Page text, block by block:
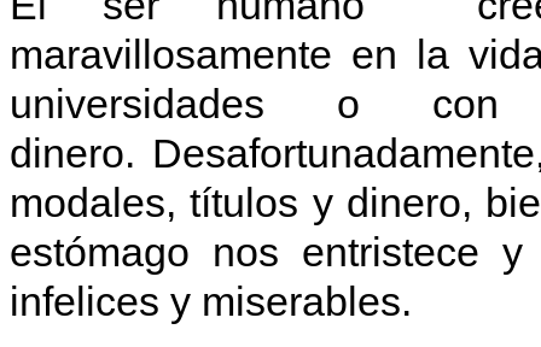
maravillosamente en la
universidades o
dinero.
modales, títulos y dinero,
estómago nos entristece
infelices y miserables.